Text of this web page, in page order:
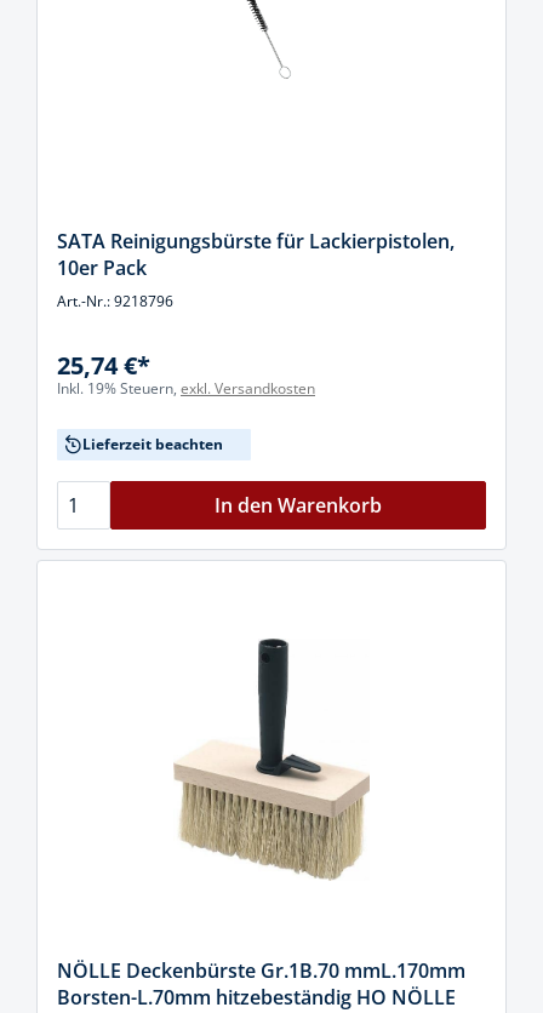
SATA Reinigungsbürste für Lackierpistolen,
10er Pack
Art.-Nr.: 9218796
25,74 €*
Inkl. 19% Steuern, exkl. Versandkosten
Lieferzeit beachten
In den Warenkorb
NÖLLE Deckenbürste Gr.1B.70 mmL.170mm
Borsten-L.70mm hitzebeständig HO NÖLLE